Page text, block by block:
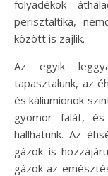
folyadékok
perisztaltika,
között is zajlik.
Az egyik
tapasztalunk, az
és káliumionok
gyomor falát,
hallhatunk. Az
gázok is
gázok az